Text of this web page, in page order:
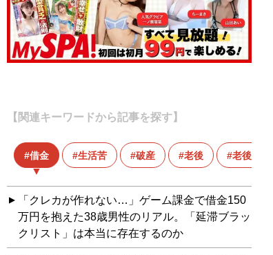
【関連キーワードから記事を探す】
借金 生活苦 破産 老後 老後破産
「クレカが作れない…」ゲーム課金で借金150
万円を抱えた38歳男性のリアル。「延滞ブラッ
クリスト」は本当に存在するのか